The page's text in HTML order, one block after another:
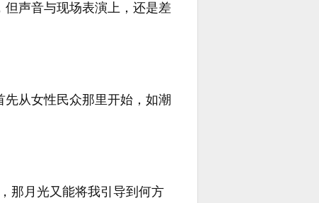
声音与现场表演上，还是差
从女性民众那里开始，如潮
那月光又能将我引导到何方